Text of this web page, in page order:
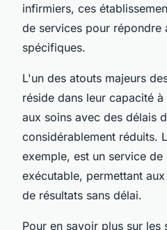
infirmiers, ces
de services pour répondre
spécifiques.
L'un des atouts majeurs
réside dans leur capacité
aux soins avec des délais
considérablement réduits.
exemple, est un service
exécutable, permettant
de résultats sans délai.
Pour en savoir plus sur les